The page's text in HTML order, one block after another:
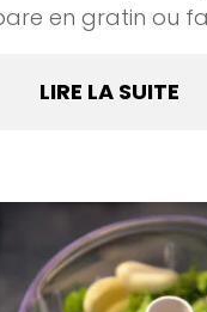
en gratin ou
LIRE LA SUITE